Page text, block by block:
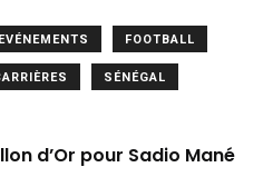
EVÉNEMENTS FOOTBALL
SÉNÉGAL
d’Or pour Sadio Mané